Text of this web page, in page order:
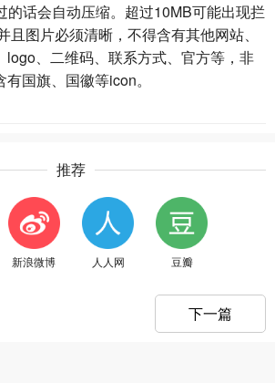
的话会自动压缩。超过10MB可能出现拦
且图片必须清晰，不得含有其他网站、
logo、二维码、联系方式、官方等，非
国旗、国徽等icon。
推荐
新浪微博 人人网 豆瓣
下一篇